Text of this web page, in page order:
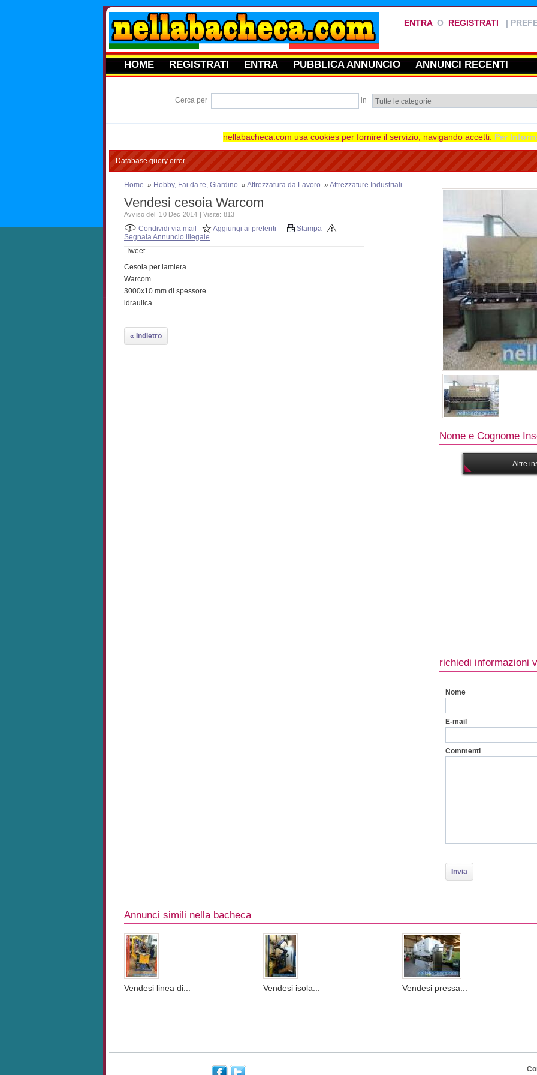
ENTRAO REGISTRATI |
HOME REGISTRATI ENTRA PUBBLICA ANNUNCIO ANNUNCI RECENTI
Cerca per in
nellabacheca.com usa cookies per fornire il servizio, navigando accetti. Per
Database query error.
Home » Hobby, Fai da te, Giardino »Attrezzatura da Lavoro »Attrezzature Industriali
Vendesi cesoia Warcom
Avviso del 10 Dec 2014 | Visite: 813
Condividi via mail Aggiungi ai preferiti
Stampa
Segnala Annuncio illegale
Tweet
Cesoia per lamiera
Warcom
3000x10 mm di spessore
idraulica
« Indietro
Nome e Cognome
Altre
richiedi informazioni
Nome
E-mail
Commenti
Annunci simili nella bacheca
Vendesi linea di... Vendesi isola... Vendesi pressa...